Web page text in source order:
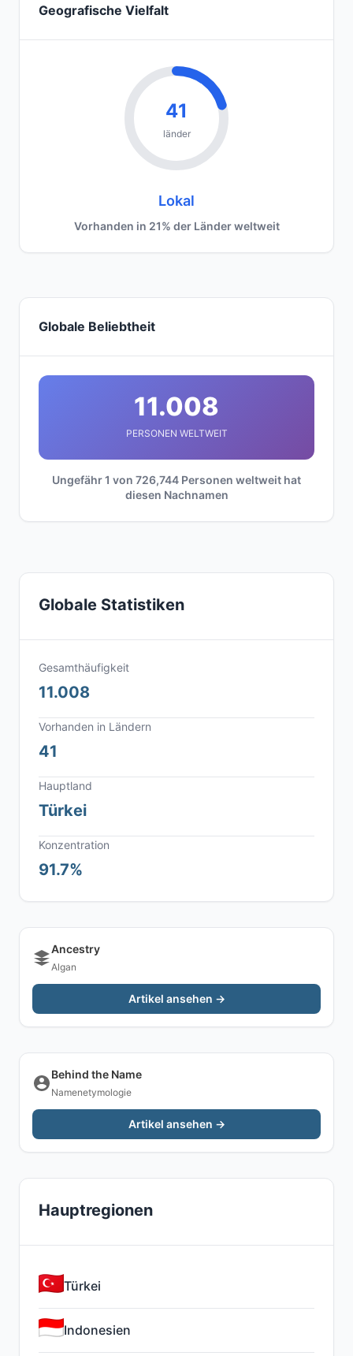
Geografische Vielfalt
41
länder
Lokal
Vorhanden in 21% der Länder weltweit
Globale Beliebtheit
11.008
PERSONEN WELTWEIT
Ungefähr 1 von 726,744 Personen weltweit hat
diesen Nachnamen
Globale Statistiken
Gesamthäufigkeit
11.008
Vorhanden in Ländern
41
Hauptland
Türkei
Konzentration
91.7%
Ancestry
Algan
Artikel ansehen →
Behind the Name
Namenetymologie
Artikel ansehen →
Hauptregionen
Türkei
Indonesien